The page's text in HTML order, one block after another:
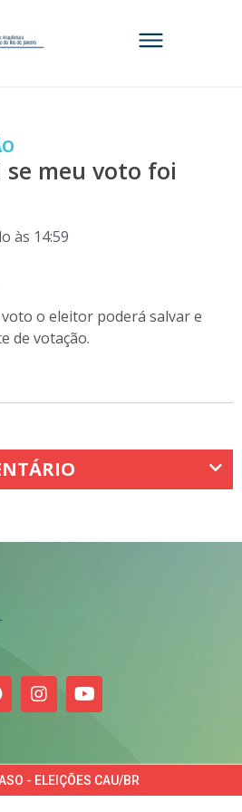
se meu voto foi
às 14:59
o eleitor poderá salvar e
de votação.
- ELEIÇÕES CAU/BR